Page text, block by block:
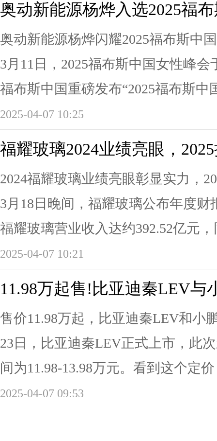
奥动新能源杨烨入选2025福
奥动新能源杨烨闪耀2025福布斯中
3月11日，2025福布斯中国女性峰
福布斯中国重磅发布“2025福布斯中
2025-04-07 10:25
福耀玻璃2024业绩亮眼，
2024福耀玻璃业绩亮眼彰显实力，
3月18日晚间，福耀玻璃公布年度财
福耀玻璃营业收入达约392.52亿元
2025-04-07 10:21
11.98万起售!比亚迪秦LEV与
售价11.98万起，比亚迪秦LEV和小
23日，比亚迪秦LEV正式上市，此
间为11.98-13.98万元。看到这个定
2025-04-07 09:53